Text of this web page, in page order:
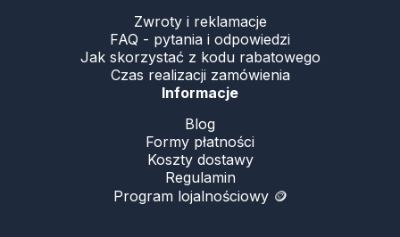
Zwroty i reklamacje
FAQ - pytania i odpowiedzi
Jak skorzystać z kodu rabatowego
Czas realizacji zamówienia
Informacje
Blog
Formy płatności
Koszty dostawy
Regulamin
Program lojalnościowy 🪙